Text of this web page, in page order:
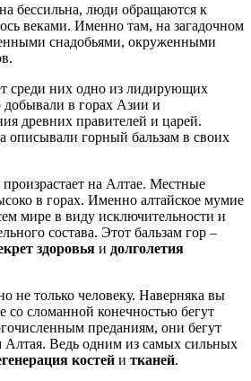
бессильна, люди обращаются к
веками. Именно там, на загадочном
снадобьями, окруженными
среди них одно из лидирующих
добывали в горах Азии и
древних правителей и царей.
описывали горный бальзам в своих
на Алтае. Местные
в горах. Именно алтайское мумие
мире в виду исключительности и
состава. Этот бальзам гор –
здоровья и долголетия
не только человеку. Наверняка вы
сломанной конечностью бегут
преданиям, они бегут
Алтая. Ведь одним из самых сильных
костей и тканей.